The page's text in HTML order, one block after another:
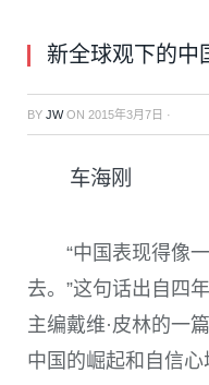
新全球观下的中
BY JWON 2015年3月7日 ·
车海刚
“中国表现得像
去。”这句话出自四
主编戴维·皮林的一
中国的崛起和自信